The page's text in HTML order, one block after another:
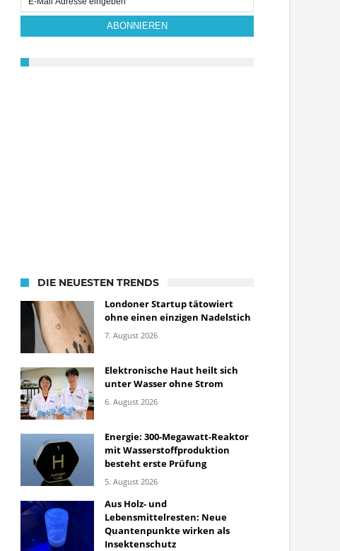
Subscription
ABONNIEREN
DIE NEUESTEN TRENDS
Londoner Startup tätowiert
ohne einen einzigen Nadelstich
7. August 2026
Elektronische Haut heilt sich
unter Wasser ohne Strom
6. August 2026
Energie: 300-Megawatt-Reaktor
mit Wasserstoffproduktion
besteht erste Prüfung
5. August 2026
Aus Holz- und
Lebensmittelresten: Neue
Quantenpunkte wirken als
Insektenschutz